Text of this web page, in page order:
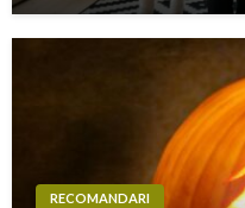
RECOMANDARI